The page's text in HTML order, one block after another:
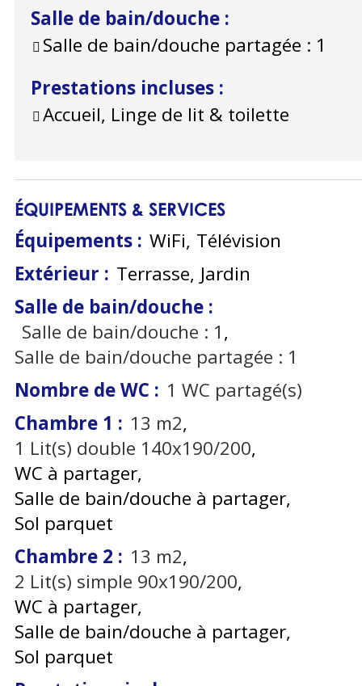
Salle de bain/douche :
Salle de bain/douche partagée : 1
Prestations incluses :
Accueil, Linge de lit & toilette
ÉQUIPEMENTS & SERVICES
Équipements : WiFi Télévision
Extérieur : Terrasse Jardin
Salle de bain/douche :
Salle de bain/douche : 1
Salle de bain/douche partagée : 1
Nombre de WC : 1 WC partagé(s)
Chambre 1 : 13 m2
1 Lit(s) double 140x190/200
WC à partager
Salle de bain/douche à partager
Sol parquet
Chambre 2 : 13 m2
2 Lit(s) simple 90x190/200
WC à partager
Salle de bain/douche à partager
Sol parquet